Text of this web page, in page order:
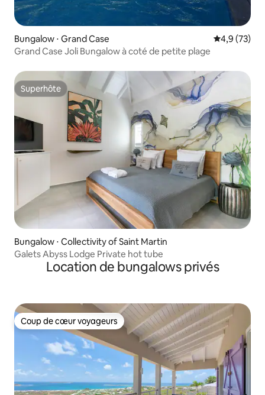
Bungalow ⋅ Grand Case Évaluation
4,9 (73)
Grand Case Joli Bungalow à coté de petite plage
Superhôte
Superhôte
Bungalow ⋅ Collectivity of Saint Martin
Galets Abyss Lodge Private hot tube
Location de bungalows privés
Coup de cœur voyageurs
Coup de cœur voyageurs